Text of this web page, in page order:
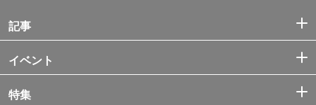
記事
イベント
特集